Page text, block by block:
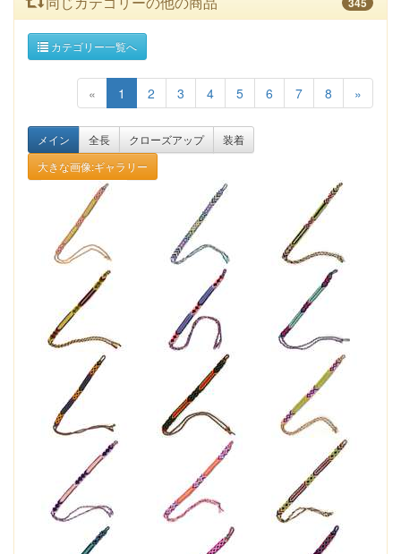
カテゴリー一覧へ
« 1 2 3 4 5 6 7 8 »
メイン 全長 クローズアップ
装着
大きな画像:ギャラリー